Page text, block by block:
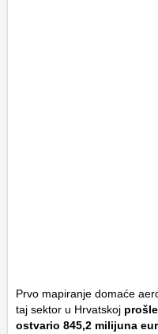
Prvo mapiranje domaće
taj sektor u Hrvatskoj
ostvario 845,2 milijuna